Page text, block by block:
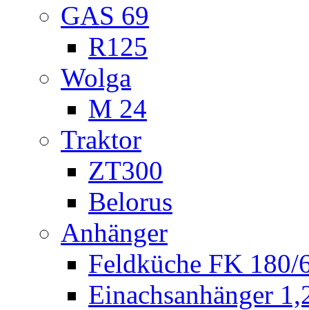
GAS 69
R125
Wolga
M 24
Traktor
ZT300
Belorus
Anhänger
Feldküche FK 180/
Einachsanhänger